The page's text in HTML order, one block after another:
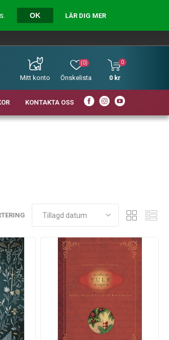
OK LÄR DIG MER
Mitt konto Önskelista
(0) 0
0 kr
KONTAKTA OSS